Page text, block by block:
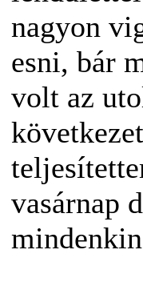
nagyon
esni, bár
volt az
vasárnap